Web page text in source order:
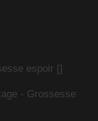
espoir []
- Grossesse